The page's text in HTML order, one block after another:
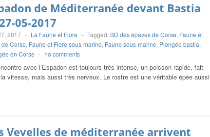
de Méditerranée devant Bastia
05-2017
2017 - La Faune et Flore - Tagged: BD des épaves de Corse, Faune et
de Corse, Faune et Flore sous-marine, Faune sous-marine, Plongée bastia,
en Corse - no comments
avec l’Espadon est toujours très intense, un poisson rapide, fait
vitesse, mais aussi très nerveux. Le rostre est une véritable épée aussi
Vevelles de méditerranée arrivent